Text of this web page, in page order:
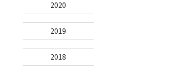
2020
2019
2018